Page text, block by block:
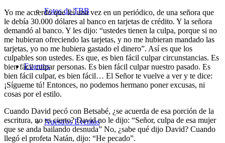
Fotos de TBB
Eventos
Nuestros Eventos
Yo me acuerdo que leí una vez en un periódico, de una señora que
le debía 30.000 dólares al banco en tarjetas de crédito. Y la señora
demandó al banco. Y les dijo: “ustedes tienen la culpa, porque si no
me hubieran ofreciendo las tarjetas, y no me hubieran mandado las
tarjetas, yo no me hubiera gastado el dinero”. Así es que los
culpables son ustedes. Es que, es bien fácil culpar circunstancias. Es
bien fácil culpar personas. Es bien fácil culpar nuestro pasado. Es
bien fácil culpar, es bien fácil… El Señor te vuelve a ver y te dice:
¡Sígueme tú! Entonces, no podemos hermano poner excusas, ni
cosas por el estilo.
Cuando David pecó con Betsabé, ¿se acuerda de esa porción de la
escritura, no es cierto? David no le dijo: “Señor, culpa de esa mujer
que se anda bailando desnuda” No, ¿sabe qué dijo David? Cuando
llegó el profeta Natán, dijo: “He pecado”.